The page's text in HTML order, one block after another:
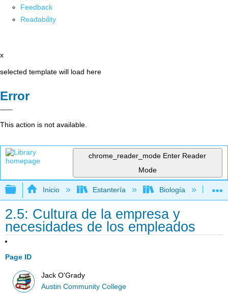
Feedback
Readability
x
selected template will load here
Error
This action is not available.
chrome_reader_mode Enter Reader
Mode
Expandir/contraer jerarquía global
Inicio Estantería Biología
2.5: Cultura de la empresa y
necesidades de los empleados
Page ID
Jack O'Grady
Austin Community College